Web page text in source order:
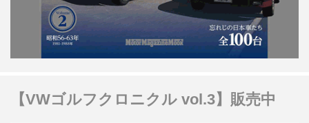
【VWゴルフクロニクル vol.3】販売中